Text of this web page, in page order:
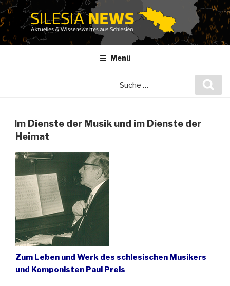
Zum
Inhalt
springen
Menü
Im Dienste der Musik und im Dienste der
Heimat
Zum Leben und Werk des schlesischen Musikers
und Komponisten Paul Preis